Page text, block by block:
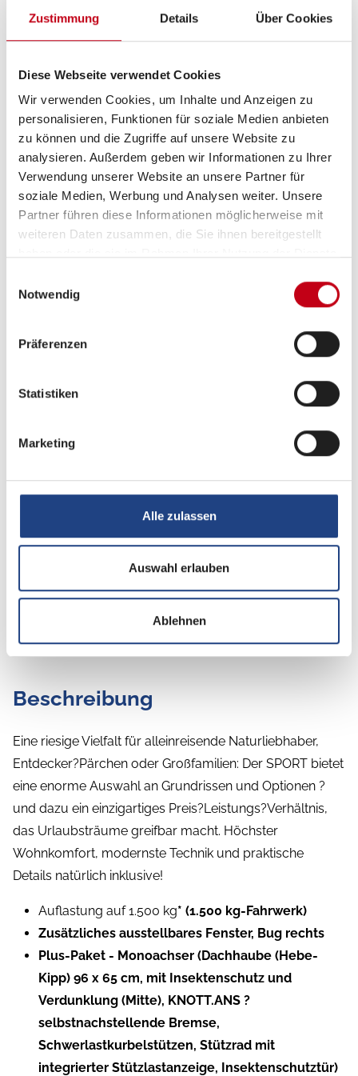
Zustimmung Details Über Cookies
Diese Webseite verwendet Cookies
Wir verwenden Cookies, um Inhalte und Anzeigen zu
personalisieren, Funktionen für soziale Medien anbieten
zu können und die Zugriffe auf unsere Website zu
analysieren. Außerdem geben wir Informationen zu Ihrer
Verwendung unserer Website an unsere Partner für
soziale Medien, Werbung und Analysen weiter. Unsere
Partner führen diese Informationen möglicherweise mit
weiteren Daten zusammen, die Sie ihnen bereitgestellt
Notwendig
Präferenzen
Statistiken
Marketing
Alle zulassen
Auswahl erlauben
Ablehnen
Grundrissbeschreibung
Doppel-/franz. Bett ab 3 Schlafplätze
Schlafplätze 3
Sitzgruppe Face-to-Face Sitzgruppe
Infrastruktur
Betten
Beschreibung
Eine riesige Vielfalt für alleinreisende Naturliebhaber,
Entdecker?Pärchen oder Großfamilien: Der SPORT bietet
eine enorme Auswahl an Grundrissen und Optionen ?
und dazu ein einzigartiges Preis?Leistungs?Verhältnis,
das Urlaubsträume greifbar macht. Höchster
Wohnkomfort, modernste Technik und praktische
Details natürlich inklusive!
Auflastung auf 1.500 kg* (1.500 kg-Fahrwerk)
Zusätzliches ausstellbares Fenster, Bug rechts
Plus-Paket - Monoachser (Dachhaube (Hebe-
Kipp) 96 x 65 cm, mit Insektenschutz und
Verdunklung (Mitte), KNOTT.ANS ?
selbstnachstellende Bremse,
Schwerlastkurbelstützen, Stützrad mit
integrierter Stützlastanzeige, Insektenschutztür)